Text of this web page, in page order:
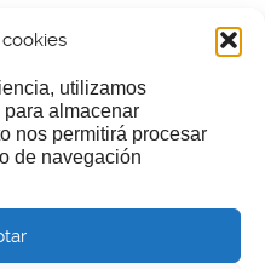
utilizamos
almacenar
nos permitirá procesar
de navegación
echar limosna a estos